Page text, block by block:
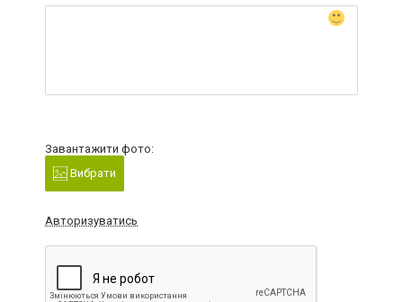
Завантажити фото:
Вибрати
Авторизуватись